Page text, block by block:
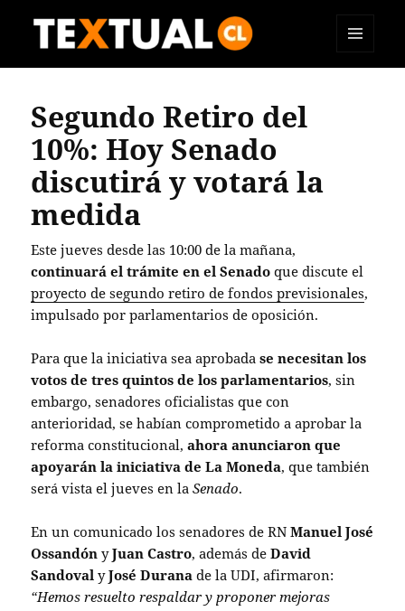
Segundo Retiro del
10%: Hoy Senado
discutirá y votará la
medida
Este jueves desde las 10:00 de la mañana,
continuará el trámite en el Senado que discute el
proyecto de segundo retiro de fondos previsionales,
impulsado por parlamentarios de oposición.
Para que la iniciativa sea aprobadase necesitan los
votos de tres quintos de los parlamentarios, sin
embargo, senadores oficialistas que con
anterioridad, se habían comprometido a aprobar la
reforma constitucional,ahora anunciaron que
apoyarán la iniciativa de La Moneda, que también
será vista el jueves en laSenado.
En un comunicado los senadores de RNManuel José
Ossandón yJuan Castro, además de David
Sandoval yJosé Durana de la UDI, afirmaron:
“Hemos resuelto respaldar y proponer mejoras